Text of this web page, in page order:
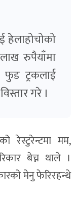
हेलाहोचोको
रुपैयाँमा
ट्रकलाई
गरे ।
रेस्टुरेन्टमा मम,
बेच्न थाले ।
मेनु फेरिरहन्थे